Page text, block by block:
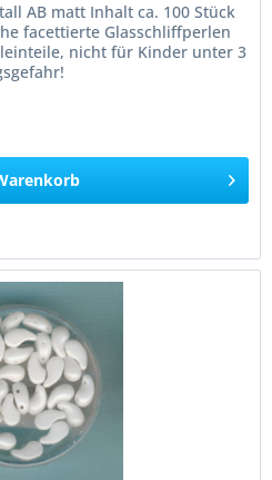
AB matt Inhalt ca. 100 Stück
facettierte Glasschliffperlen
nicht für Kinder unter 3